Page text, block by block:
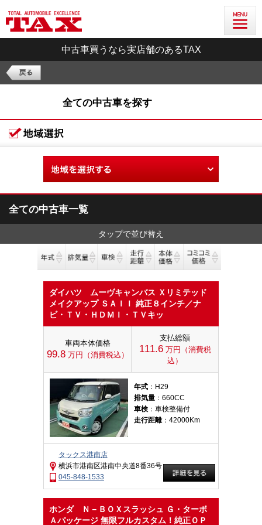
中古車買うなら実店舗のあるTAX
全ての中古車を探す
全ての中古車一覧
タップで並び替え
ダイハツ ムーヴキャンバス Ｘリミテッド
メイクアップ ＳＡＩＩ 純正８インチ／ナ
ビ・ＴＶ・ＨＤＭＩ・ＴＶキッ
車両本体価格
99.8万円（消費税込）
支払総額
111.6万円（消費税
込）
年式 ：H29
排気量 ：660CC
車検 ：車検整備付
走行距離：42000Km
タックス港南店
横浜市港南区港南中央道8番36号
045-848-1533
ホンダ Ｎ－ＢＯＸスラッシュ Ｇ・ターボ
Ａパッケージ 無限フルカスタム！純正ＯＰ